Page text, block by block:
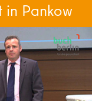
in Pankow